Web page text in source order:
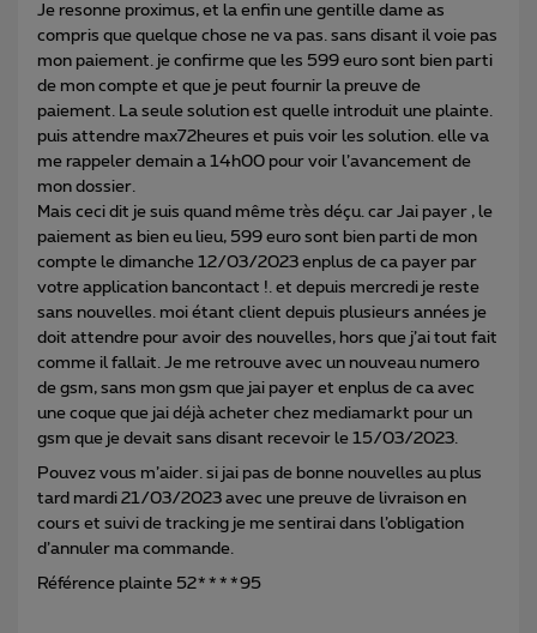
Je resonne proximus, et la enfin une gentille dame as
compris que quelque chose ne va pas. sans disant il voie pas
mon paiement. je confirme que les 599 euro sont bien parti
de mon compte et que je peut fournir la preuve de
paiement. La seule solution est quelle introduit une plainte.
puis attendre max72heures et puis voir les solution. elle va
me rappeler demain a 14h00 pour voir l’avancement de
mon dossier.
Mais ceci dit je suis quand même très déçu. car Jai payer , le
paiement as bien eu lieu, 599 euro sont bien parti de mon
compte le dimanche 12/03/2023 enplus de ca payer par
votre application bancontact !. et depuis mercredi je reste
sans nouvelles. moi étant client depuis plusieurs années je
doit attendre pour avoir des nouvelles, hors que j’ai tout fait
comme il fallait. Je me retrouve avec un nouveau numero
de gsm, sans mon gsm que jai payer et enplus de ca avec
une coque que jai déjà acheter chez mediamarkt pour un
gsm que je devait sans disant recevoir le 15/03/2023.
Pouvez vous m’aider. si jai pas de bonne nouvelles au plus
tard mardi 21/03/2023 avec une preuve de livraison en
cours et suivi de tracking je me sentirai dans l’obligation
d’annuler ma commande.
Référence plainte 52****95